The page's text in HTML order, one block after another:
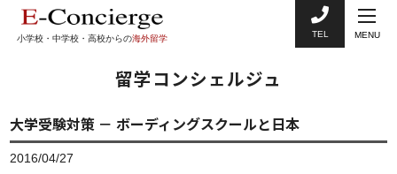
小学校・中学校・高校からの海外留学 TEL MENU
留学コンシェルジュ
大学受験対策 － ボーディングスクールと日本
2016/04/27